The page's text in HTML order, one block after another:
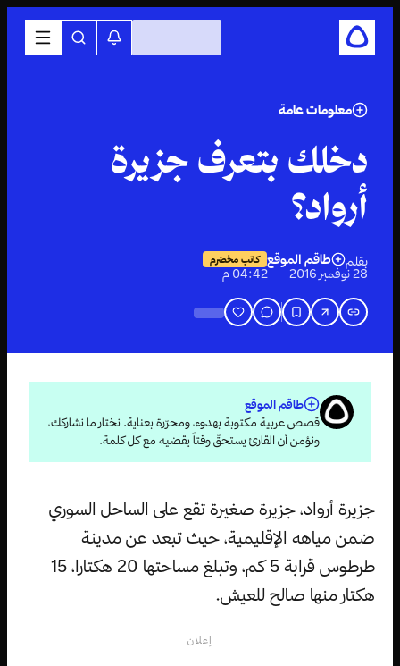
معلومات عامة
دخلك بتعرف جزيرة
أرواد؟
بقلم طاقم الموقع كاتب مخضرم
28 نوفمبر 2016 — 04:42 م
طاقم الموقع
قصص عربية مكتوبة بهدوء، ومحرّرة بعناية. نختار ما نشاركك،
ونؤمن أن القارئ يستحقّ وقتاً يقضيه مع كل كلمة.
جزيرة أرواد، جزيرة صغيرة تقع على الساحل السوري
ضمن مياهه الإقليمية، حيث تبعد عن مدينة
طرطوس قرابة 5 كم، وتبلغ مساحتها 20 هكتارا، 15
هكتار منها صالح للعيش.
إعلان